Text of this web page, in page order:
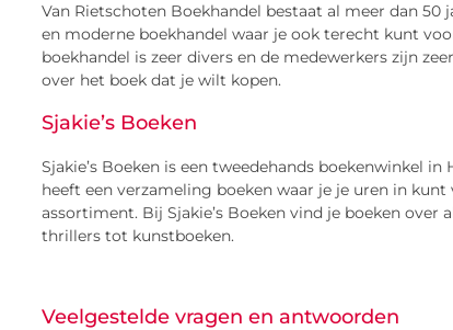
Van Rietschoten Boekhandel bestaat al meer dan
en moderne boekhandel waar je ook terecht kunt
boekhandel is zeer divers en de medewerkers zijn
over het boek dat je wilt kopen.
Sjakie’s Boeken
Sjakie’s Boeken is een tweedehands boekenwinkel
heeft een verzameling boeken waar je je uren in
assortiment. Bij Sjakie’s Boeken vind je boeken
thrillers tot kunstboeken.
Veelgestelde vragen en antwoorden